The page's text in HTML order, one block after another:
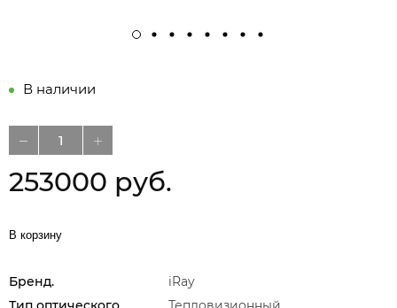
В наличии
253000 руб.
В корзину
Бренд.
iRay